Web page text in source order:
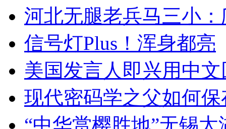
河北无腿老兵马三小
信号灯Plus！浑身都亮
美国发言人即兴用中
现代密码学之父如何
“中华赏樱胜地”无锡